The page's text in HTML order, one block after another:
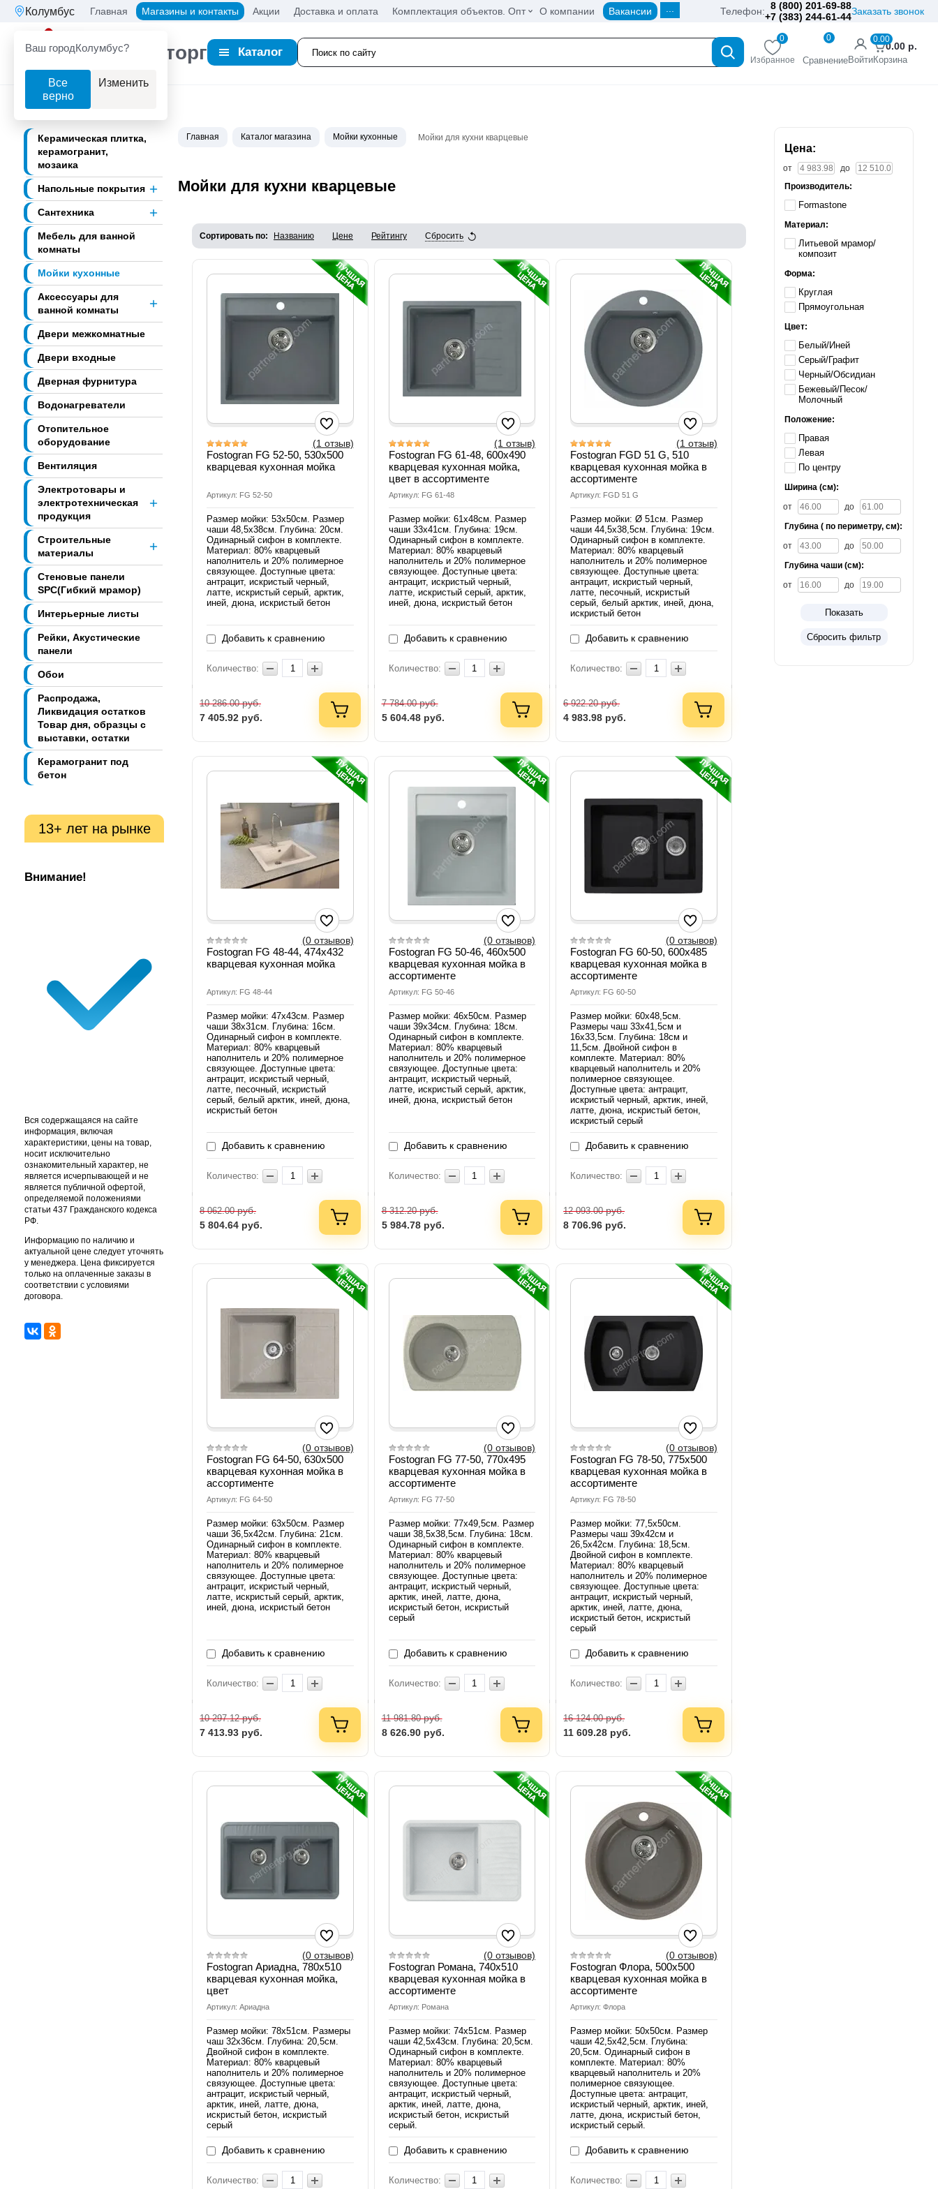
Колумбус
Ваш городКолумбус?
Все
верно
Изменить
Главная Магазины и контакты Акции Доставка и оплата Комплектация объектов. Опт О компании Вакансии Телефон: 8 (800) 201-69-88
+7 (383) 244-61-44Заказать звонок
Партнерторг Каталог
0
Избранное Сравнение
0
Войти
0.00
0.00 р.
Корзина
Керамическая плитка,
керамогранит,
мозаика
Напольные покрытия
Сантехника
Мебель для ванной
комнаты
Мойки кухонные
Аксессуары для
ванной комнаты
Двери межкомнатные
Двери входные
Дверная фурнитура
Водонагреватели
Отопительное
оборудование
Вентиляция
Электротовары и
электротехническая
продукция
Строительные
материалы
Стеновые панели
SPC(Гибкий мрамор)
Интерьерные листы
Рейки, Акустические
панели
Обои
Распродажа,
Ликвидация остатков
Товар дня, образцы с
выставки, остатки
Керамогранит под
бетон
13+ лет на рынке
Внимание!
Вся содержащаяся на сайте
информация, включая
характеристики, цены на товар,
носит исключительно
ознакомительный характер, не
является исчерпывающей и не
является публичной офертой,
определяемой положениями
статьи 437 Гражданского кодекса
РФ.
Информацию по наличию и
актуальной цене следует уточнять
у менеджера. Цена фиксируется
только на оплаченные заказы в
соответствии с условиями
договора.
Главная Каталог магазина Мойки кухонные Мойки для кухни кварцевые
Мойки для кухни кварцевые
Сортировать по: Названию Цене Рейтингу Сбросить
(1 отзыв)
Fostogran FG 52-50, 530х500
кварцевая кухонная мойка
Артикул: FG 52-50
Размер мойки: 53х50см. Размер
чаши 48,5х38см. Глубина: 20см.
Одинарный сифон в комплекте.
Материал: 80% кварцевый
наполнитель и 20% полимерное
связующее. Доступные цвета:
антрацит, искристый черный,
латте, искристый серый, арктик,
иней, дюна, искристый бетон
Добавить к сравнению
Количество:
10 286.00руб.
7 405.92 руб.
(1 отзыв)
Fostogran FG 61-48, 600х490
кварцевая кухонная мойка,
цвет в ассортименте
Артикул: FG 61-48
Размер мойки: 61х48см. Размер
чаши 33х41см. Глубина: 19см.
Одинарный сифон в комплекте.
Материал: 80% кварцевый
наполнитель и 20% полимерное
связующее. Доступные цвета:
антрацит, искристый черный,
латте, искристый серый, арктик,
иней, дюна, искристый бетон
Добавить к сравнению
Количество:
7 784.00руб.
5 604.48 руб.
(1 отзыв)
Fostogran FGD 51 G, 510
кварцевая кухонная мойка в
ассортименте
Артикул: FGD 51 G
Размер мойки: Ø 51см. Размер
чаши 44,5х38,5см. Глубина: 19см.
Одинарный сифон в комплекте.
Материал: 80% кварцевый
наполнитель и 20% полимерное
связующее. Доступные цвета:
антрацит, искристый черный,
латте, песочный, искристый
серый, белый арктик, иней, дюна,
искристый бетон
Добавить к сравнению
Количество:
6 922.20руб.
4 983.98 руб.
(0 отзывов)
Fostogran FG 48-44, 474х432
кварцевая кухонная мойка
Артикул: FG 48-44
Размер мойки: 47х43см. Размер
чаши 38х31см. Глубина: 16см.
Одинарный сифон в комплекте.
Материал: 80% кварцевый
наполнитель и 20% полимерное
связующее. Доступные цвета:
антрацит, искристый черный,
латте, песочный, искристый
серый, белый арктик, иней, дюна,
искристый бетон
Добавить к сравнению
Количество:
8 062.00руб.
5 804.64 руб.
(0 отзывов)
Fostogran FG 50-46, 460х500
кварцевая кухонная мойка в
ассортименте
Артикул: FG 50-46
Размер мойки: 46х50см. Размер
чаши 39х34см. Глубина: 18см.
Одинарный сифон в комплекте.
Материал: 80% кварцевый
наполнитель и 20% полимерное
связующее. Доступные цвета:
антрацит, искристый черный,
латте, искристый серый, арктик,
иней, дюна, искристый бетон
Добавить к сравнению
Количество:
8 312.20руб.
5 984.78 руб.
(0 отзывов)
Fostogran FG 60-50, 600x485
кварцевая кухонная мойка в
ассортименте
Артикул: FG 60-50
Размер мойки: 60х48,5см.
Размеры чаш 33х41,5см и
16х33,5см. Глубина: 18см и
11,5см. Двойной сифон в
комплекте. Материал: 80%
кварцевый наполнитель и 20%
полимерное связующее.
Доступные цвета: антрацит,
искристый черный, арктик, иней,
латте, дюна, искристый бетон,
искристый серый
Добавить к сравнению
Количество:
12 093.00руб.
8 706.96 руб.
(0 отзывов)
Fostogran FG 64-50, 630х500
кварцевая кухонная мойка в
ассортименте
Артикул: FG 64-50
Размер мойки: 63х50см. Размер
чаши 36,5х42см. Глубина: 21см.
Одинарный сифон в комплекте.
Материал: 80% кварцевый
наполнитель и 20% полимерное
связующее. Доступные цвета:
антрацит, искристый черный,
латте, искристый серый, арктик,
иней, дюна, искристый бетон
Добавить к сравнению
Количество:
10 297.12руб.
7 413.93 руб.
(0 отзывов)
Fostogran FG 77-50, 770x495
кварцевая кухонная мойка в
ассортименте
Артикул: FG 77-50
Размер мойки: 77х49,5см. Размер
чаши 38,5х38,5см. Глубина: 18см.
Одинарный сифон в комплекте.
Материал: 80% кварцевый
наполнитель и 20% полимерное
связующее. Доступные цвета:
антрацит, искристый черный,
арктик, иней, латте, дюна,
искристый бетон, искристый
серый
Добавить к сравнению
Количество:
11 981.80руб.
8 626.90 руб.
(0 отзывов)
Fostogran FG 78-50, 775x500
кварцевая кухонная мойка в
ассортименте
Артикул: FG 78-50
Размер мойки: 77,5х50см.
Размеры чаш 39х42см и
26,5х42см. Глубина: 18,5см.
Двойной сифон в комплекте.
Материал: 80% кварцевый
наполнитель и 20% полимерное
связующее. Доступные цвета:
антрацит, искристый черный,
арктик, иней, латте, дюна,
искристый бетон, искристый
серый
Добавить к сравнению
Количество:
16 124.00руб.
11 609.28 руб.
(0 отзывов)
Fostogran Ариадна, 780x510
кварцевая кухонная мойка,
цвет
Артикул: Ариадна
Размер мойки: 78х51см. Размеры
чаш 32х36см. Глубина: 20,5см.
Двойной сифон в комплекте.
Материал: 80% кварцевый
наполнитель и 20% полимерное
связующее. Доступные цвета:
антрацит, искристый черный,
арктик, иней, латте, дюна,
искристый бетон, искристый
серый
Добавить к сравнению
Количество:
(0 отзывов)
Fostogran Романа, 740х510
кварцевая кухонная мойка в
ассортименте
Артикул: Романа
Размер мойки: 74х51см. Размер
чаши 42,5х43см. Глубина: 20,5см.
Одинарный сифон в комплекте.
Материал: 80% кварцевый
наполнитель и 20% полимерное
связующее. Доступные цвета:
антрацит, искристый черный,
арктик, иней, латте, дюна,
искристый бетон, искристый
серый.
Добавить к сравнению
Количество:
(0 отзывов)
Fostogran Флора, 500х500
кварцевая кухонная мойка в
ассортименте
Артикул: Флора
Размер мойки: 50х50см. Размер
чаши 42,5х42,5см. Глубина:
20,5см. Одинарный сифон в
комплекте. Материал: 80%
кварцевый наполнитель и 20%
полимерное связующее.
Доступные цвета: антрацит,
искристый черный, арктик, иней,
латте, дюна, искристый бетон,
искристый серый.
Добавить к сравнению
Количество:
Цена:
от
до
Производитель:
Formastone
Материал:
Литьевой мрамор/
композит
Форма:
Круглая
Прямоугольная
Цвет:
Белый/Иней
Серый/Графит
Черный/Обсидиан
Бежевый/Песок/
Молочный
Положение:
Правая
Левая
По центру
Ширина (см):
от
до
Глубина ( по периметру, см):
от
до
Глубина чаши (см):
от
до
Показать
Сбросить фильтр